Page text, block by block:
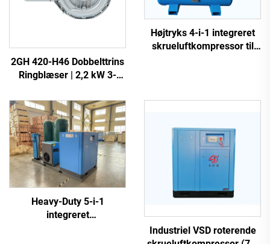
2GH 420-H46 Dobbelttrins
Ringblæser | 2,2 kW 3-
Højtryks 4-i-1 integreret
skrueluftkompressor til
Heavy-Duty 5-i-1
integreret
Industriel VSD roterende